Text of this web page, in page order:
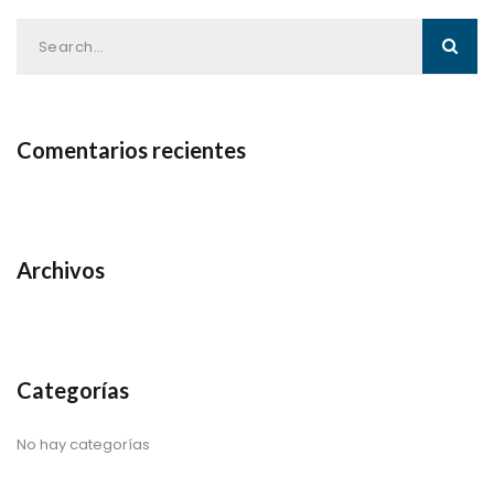
Comentarios recientes
Archivos
Categorías
No hay categorías